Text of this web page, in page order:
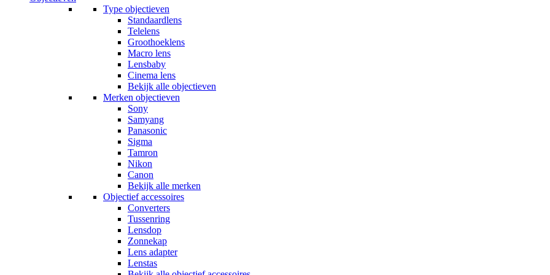
Type objectieven
Standaardlens
Telelens
Groothoeklens
Macro lens
Lensbaby
Cinema lens
Bekijk alle objectieven
Merken objectieven
Sony
Samyang
Panasonic
Sigma
Tamron
Nikon
Canon
Bekijk alle merken
Objectief accessoires
Converters
Tussenring
Lensdop
Zonnekap
Lens adapter
Lenstas